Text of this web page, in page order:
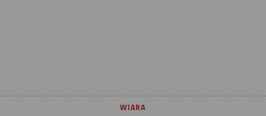
WIARA